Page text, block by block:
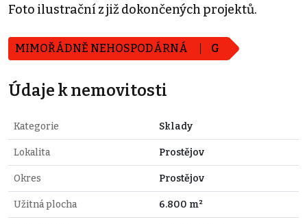
Foto ilustrační z již dokončených projektů.
MIMOŘÁDNĚ NEHOSPODÁRNÁ G
Údaje k nemovitosti
Kategorie Sklady
Lokalita Prostějov
Okres Prostějov
Užitná plocha 6.800 m²